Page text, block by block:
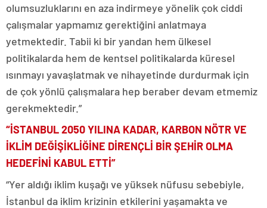
olumsuzluklarını en aza indirmeye yönelik çok ciddi
çalışmalar yapmamız gerektiğini anlatmaya
yetmektedir. Tabii ki bir yandan hem ülkesel
politikalarda hem de kentsel politikalarda küresel
ısınmayı yavaşlatmak ve nihayetinde durdurmak için
de çok yönlü çalışmalara hep beraber devam etmemiz
gerekmektedir.”
“İSTANBUL 2050 YILINA KADAR, KARBON NÖTR VE
İKLİM DEĞİŞİKLİĞİNE DİRENÇLİ BİR ŞEHİR OLMA
HEDEFİNİ KABUL ETTİ”
“Yer aldığı iklim kuşağı ve yüksek nüfusu sebebiyle,
İstanbul da iklim krizinin etkilerini yaşamakta ve